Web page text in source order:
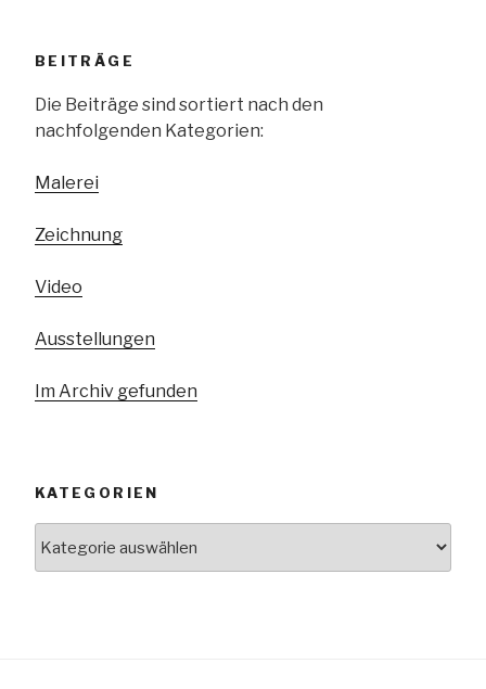
BEITRÄGE
Die Beiträge sind sortiert nach den
nachfolgenden Kategorien:
Malerei
Zeichnung
Video
Ausstellungen
Im Archiv gefunden
KATEGORIEN